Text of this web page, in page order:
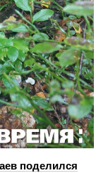
поделился